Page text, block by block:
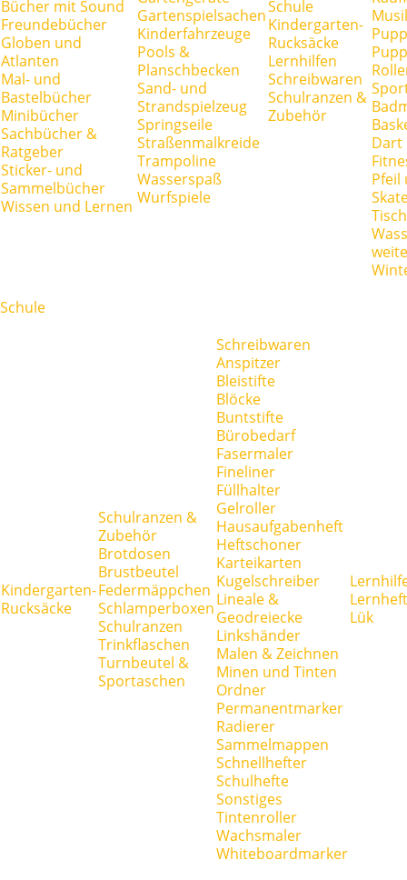
Bücher mit Sound
Freundebücher
Globen und
Atlanten
Mal- und
Bastelbücher
Minibücher
Sachbücher &
Ratgeber
Sticker- und
Sammelbücher
Wissen und Lernen
Gartenspielsachen
Kinderfahrzeuge
Pools &
Planschbecken
Sand- und
Strandspielzeug
Springseile
Straßenmalkreide
Trampoline
Wasserspaß
Wurfspiele
Schule
Kindergarten-
Rucksäcke
Lernhilfen
Schreibwaren
Schulranzen &
Zubehör
Dart
Pfeil
Schule
Kindergarten-
Rucksäcke
Schulranzen &
Zubehör
Brotdosen
Brustbeutel
Federmäppchen
Schlamperboxen
Schulranzen
Trinkflaschen
Turnbeutel &
Sportaschen
Schreibwaren
Anspitzer
Bleistifte
Blöcke
Buntstifte
Bürobedarf
Fasermaler
Fineliner
Füllhalter
Gelroller
Hausaufgabenheft
Heftschoner
Karteikarten
Kugelschreiber
Lineale &
Geodreiecke
Linkshänder
Malen & Zeichnen
Minen und Tinten
Ordner
Permanentmarker
Radierer
Sammelmappen
Schnellhefter
Schulhefte
Sonstiges
Tintenroller
Wachsmaler
Whiteboardmarker
Lük